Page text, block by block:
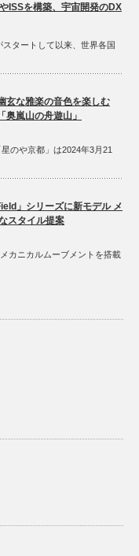
ISSを構築、宇宙開発のDX
タートして以来、世界各国
玄な雅楽の音色を楽しむ
奥嵐山の舟遊山」
のや京都」は2024年3月21
」シリーズに新モデル メ
スタイル提案
カニカルムーブメントを搭載